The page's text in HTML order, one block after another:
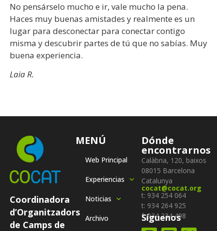
No pensárselo mucho e ir, vale mucho la pena.
Haces muy buenas amistades y realmente es un
lugar para desconectar para conectar contigo
misma y descubrir partes de tú que no sabías. Muy
buena experiencia.
Laia R.
Coordinadora
d’Organitzadors
de Camps de
MENÚ
Web Principal
Experiencias
Noticias
Archivo
Dónde
encontrarnos
Calàbria, 120, baixos
08015 Barcelona
Catalunya
cocat@cocat.org
t: 934 254 064
t: 934 264 925
f: 934 234 498
Síguenos